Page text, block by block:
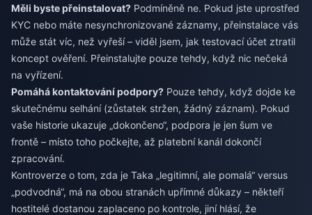
Měli byste přeinstalovat? Podmíněně ne. Pokud jste uprostřed
KYC nebo máte nesynchronizované záznamy, přeinstalace vás
může stát víc, než vyřeší – viděl jsem, jak testovací účet ztratil
koncept ověření. Přeinstalujte pouze tehdy, když nic nečeká
na vyřízení.
Pomáhá kontaktování podpory? Pouze tehdy, když dojde ke
skutečnému selhání (zůstatek stržen, žádný záznam). Pokud
vaše historie ukazuje „dokončeno“, podpora je jen šum ve
frontě – místo toho počkejte, až platební kanál dokončí
zpracování.
Kontroverze o tom, zda je Taka „legitimní, ale pomalá“ versus
„podvodná“, má na obou stranách upřímné důkazy – někteří
hostitelé dostanou zaplaceno po kontrole, jiní hlásí, že